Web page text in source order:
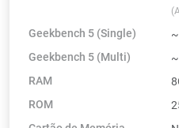
Geekbench 5 (Single)
Geekbench 5 (Multi)
RAM
ROM